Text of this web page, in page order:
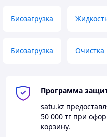
различных систем
Экологическая
устойчивое развитие
Фермерские
Поддерживает
рыбы.
Аквариумы и
Биозагрузка
Биозагрузка Очистка
Программа
satu.kz
50 000 тг при
корзину.